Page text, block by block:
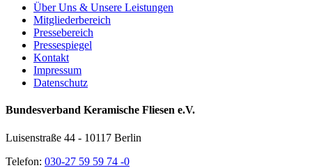
Über Uns & Unsere Leistungen
Mitgliederbereich
Pressebereich
Pressespiegel
Kontakt
Impressum
Datenschutz
Bundesverband Keramische Fliesen e.V.
Luisenstraße 44 - 10117 Berlin
Telefon: 030-27 59 59 74 -0